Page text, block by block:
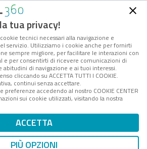
pubblicazione telematica iscritta
stampa del Tribunale di Roma -
2008 - Direttore resp. Michela
Stentella
soggetta a Direzione e
di Digital360 S.p.A. - FPA s.r.l.
per il sistema di management
IVA n. 10693191008 - R.E.A. Roma
1249791. ISP AWS
Mappa del sito
tua privacy!
tecnici necessari alla navigazione e
servizio. Utilizziamo i cookie anche per fornirti
sempre migliore, per facilitare le interazioni con
e per consentirti di ricevere comunicazioni di
di navigazione e ai tuoi interessi.
cliccando su ACCETTA TUTTI I COOKIE.
continui senza accettare.
preferenze accedendo al nostro COOKIE CENTER
sui cookie utilizzati, visitando la nostra
ACCETTA
PIÙ OPZIONI